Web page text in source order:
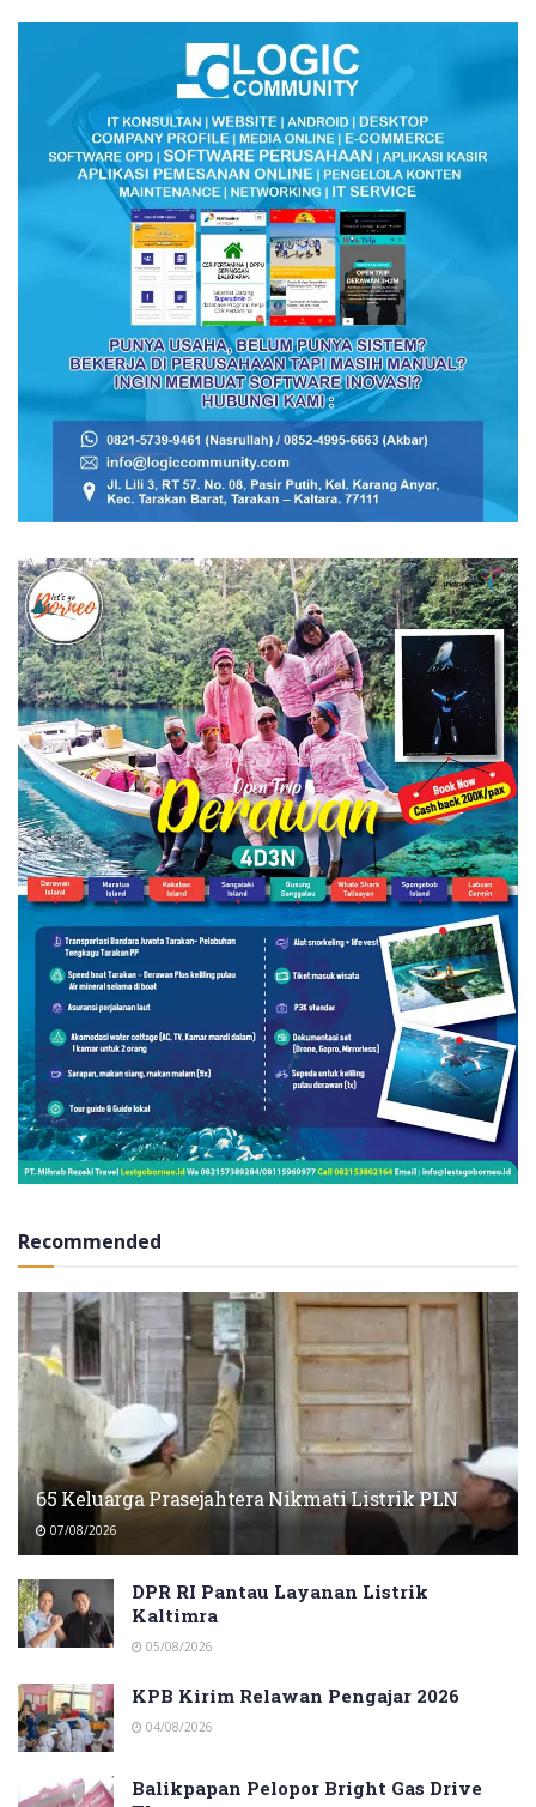
Recommended
65 Keluarga Prasejahtera Nikmati Listrik PLN
07/08/2026
DPR RI Pantau Layanan Listrik
Kaltimra
05/08/2026
KPB Kirim Relawan Pengajar 2026
04/08/2026
Balikpapan Pelopor Bright Gas Drive